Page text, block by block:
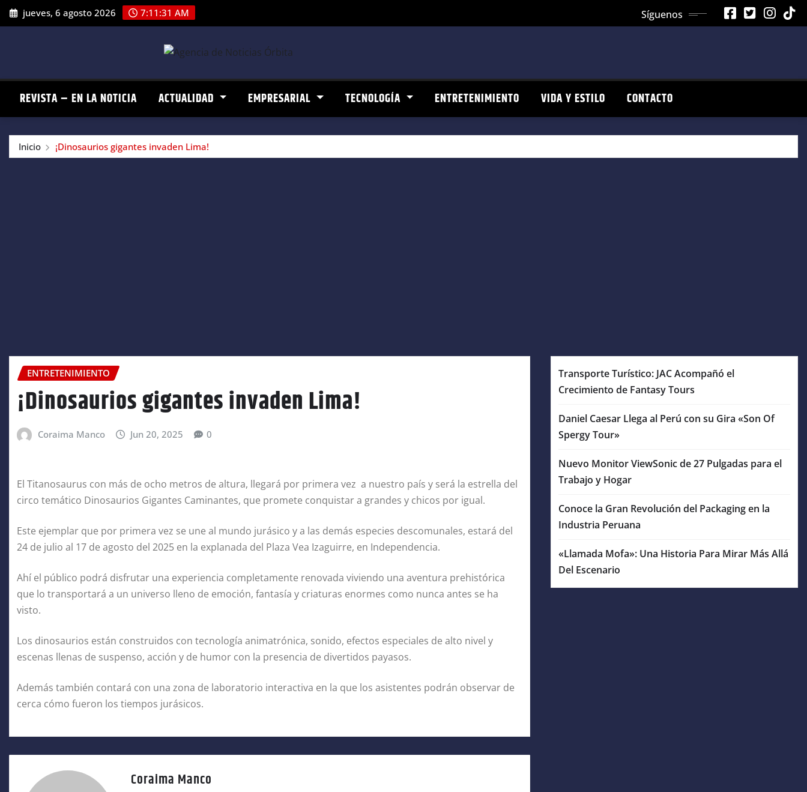
Saltar
al
jueves, 6 agosto 2026 7:11:32 AM Síguenos
REVISTA – EN LA NOTICIA ACTUALIDAD EMPRESARIAL TECNOLOGÍA ENTRETENIMIENTO VIDA Y ESTILO CONTACTO
Inicio ¡Dinosaurios gigantes invaden Lima!
ENTRETENIMIENTO
¡Dinosaurios gigantes invaden Lima!
Coraima Manco Jun 20, 2025 0
El Titanosaurus con más de ocho metros de altura, llegará por primera vez a nuestro país y será la estrella del
circo temático Dinosaurios Gigantes Caminantes, que promete conquistar a grandes y chicos por igual.
Este ejemplar que por primera vez se une al mundo jurásico y a las demás especies descomunales, estará del
24 de julio al 17 de agosto del 2025 en la explanada del Plaza Vea Izaguirre, en Independencia.
Ahí el público podrá disfrutar una experiencia completamente renovada viviendo una aventura prehistórica
que lo transportará a un universo lleno de emoción, fantasía y criaturas enormes como nunca antes se ha
visto.
Los dinosaurios están construidos con tecnología animatrónica, sonido, efectos especiales de alto nivel y
escenas llenas de suspenso, acción y de humor con la presencia de divertidos payasos.
Además también contará con una zona de laboratorio interactiva en la que los asistentes podrán observar de
cerca cómo fueron los tiempos jurásicos.
Coraima Manco
Transporte Turístico: JAC Acompañó el
Crecimiento de Fantasy Tours
Daniel Caesar Llega al Perú con su Gira «Son Of
Spergy Tour»
Nuevo Monitor ViewSonic de 27 Pulgadas para el
Trabajo y Hogar
Conoce la Gran Revolución del Packaging en la
Industria Peruana
«Llamada Mofa»: Una Historia Para Mirar Más Allá
Del Escenario